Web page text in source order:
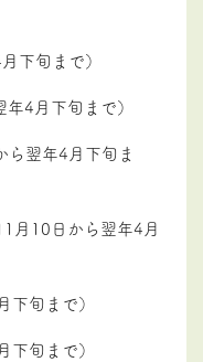
月下旬まで）
年4月下旬まで）
ら翌年4月下旬ま
月 10日から翌年4月
月下旬まで）
月下旬まで）